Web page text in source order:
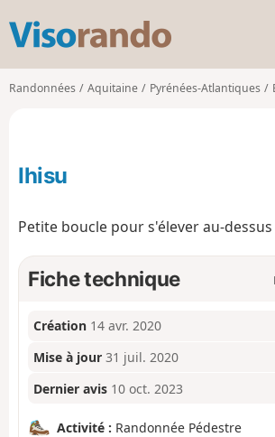
s
o
Randonnées Aquitaine Pyrénées-Atlantiques
Ihisu
Petite boucle pour s'élever au-
Fiche technique
Création 14 avr. 2020
Mise à jour 31 juil. 2020
Dernier avis 10 oct. 2023
Activité : Randonnée Pédestre